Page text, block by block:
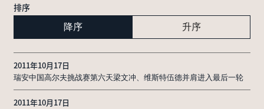
排序
降序 升序
2011年10月17日
瑞安中国高尔夫挑战赛第六天梁文冲、维斯特伍德并肩进入最后一轮
2011年10月17日